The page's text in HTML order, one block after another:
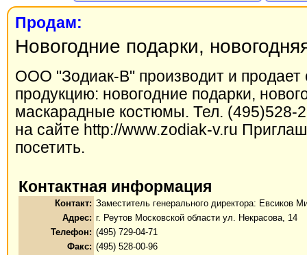
Продам:
Новогодние подарки,
ООО "Зодиак-В" производит и
продукцию: новогодние подарки,
маскарадные костюмы. Тел. (495)528-
на сайте http://www.zodiak-v.ru
посетить.
Контактная информация
Контакт: Заместитель генерального директора: Евсиков
Адрес: г. Реутов Московской области ул. Некрасова, 14
Телефон: (495) 729-04-71
Факс: (495) 528-00-96